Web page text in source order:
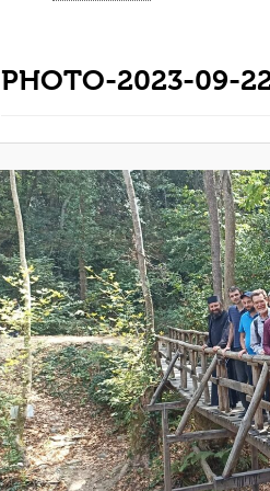
PHOTO-2023-09-